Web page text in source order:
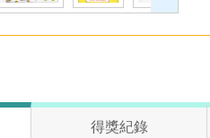
得獎紀錄